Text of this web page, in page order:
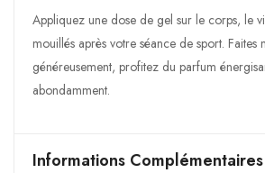
Appliquez une dose de gel sur le corps, le
mouillés après votre séance de sport. Faites
généreusement, profitez du parfum
abondamment.
Informations Complémentaires